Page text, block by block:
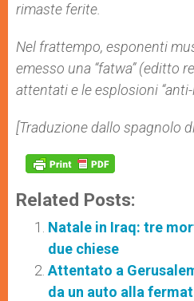
rimaste ferite.
Nel frattempo, esponenti
emesso una “fatwa” (editto
attentati e le esplosioni “anti-
[Traduzione dallo spagnolo
Related Posts:
Natale in Iraq: tre
due chiese
Attentato a
da un auto alla